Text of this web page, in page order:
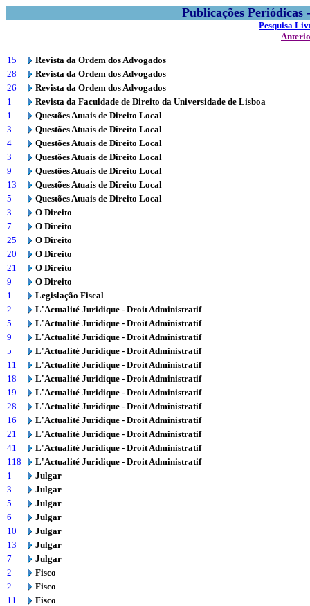
Publicações
Pesquisa
15
Revista da Ordem dos Advogados
28
Revista da Ordem dos Advogados
26
Revista da Ordem dos Advogados
1
Revista da Faculdade de Direito da Universidade de Lisboa
1
Questões Atuais de Direito Local
3
Questões Atuais de Direito Local
4
Questões Atuais de Direito Local
3
Questões Atuais de Direito Local
9
Questões Atuais de Direito Local
13
Questões Atuais de Direito Local
5
Questões Atuais de Direito Local
3
O Direito
7
O Direito
25
O Direito
20
O Direito
21
O Direito
9
O Direito
1
Legislação Fiscal
2
L'Actualité Juridique - Droit Administratif
5
L'Actualité Juridique - Droit Administratif
9
L'Actualité Juridique - Droit Administratif
5
L'Actualité Juridique - Droit Administratif
11
L'Actualité Juridique - Droit Administratif
18
L'Actualité Juridique - Droit Administratif
19
L'Actualité Juridique - Droit Administratif
28
L'Actualité Juridique - Droit Administratif
16
L'Actualité Juridique - Droit Administratif
21
L'Actualité Juridique - Droit Administratif
41
L'Actualité Juridique - Droit Administratif
118
L'Actualité Juridique - Droit Administratif
1
Julgar
3
Julgar
5
Julgar
6
Julgar
10
Julgar
13
Julgar
7
Julgar
2
Fisco
2
Fisco
11
Fisco